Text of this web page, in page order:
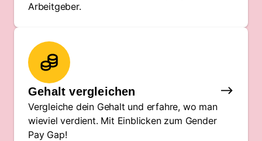
Arbeitgeber.
Gehalt vergleichen
Vergleiche dein Gehalt und erfahre, wo man
wieviel verdient. Mit Einblicken zum Gender
Pay Gap!